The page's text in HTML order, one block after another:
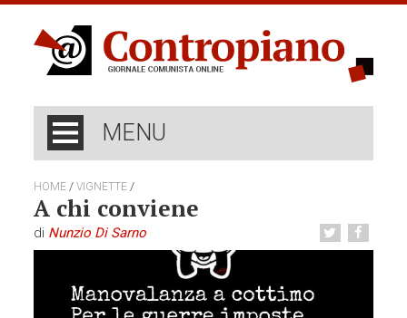
MENU
HOME /VIGNETTE /
A chi conviene
di Nunzio Di Sarno